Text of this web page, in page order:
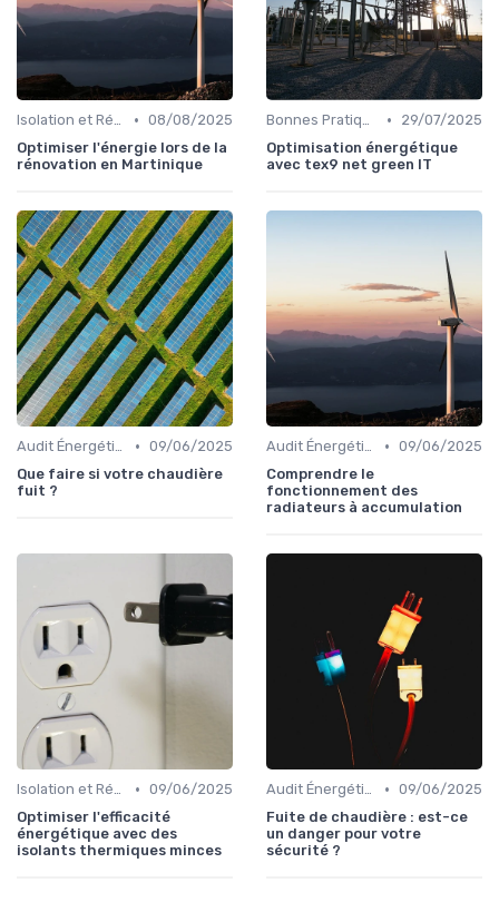
Isolation et Réduction de la Consommation • 08/08/2025
Optimiser l'énergie lors de la
rénovation en Martinique
Bonnes Pratiques Quotidiennes •
29/07/2025
Optimisation énergétique
avec tex9 net green IT
Audit Énergétique du Domicile • 09/06/2025
Que faire si votre chaudière
fuit ?
Audit Énergétique du Domicile • 09/06/2025
Comprendre le
fonctionnement des
radiateurs à accumulation
Isolation et Réduction de la Consommation • 09/06/2025
Optimiser l'efficacité
énergétique avec des
isolants thermiques minces
Audit Énergétique du Domicile • 09/06/2025
Fuite de chaudière : est-ce
un danger pour votre
sécurité ?